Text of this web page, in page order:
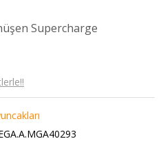
Supercharge